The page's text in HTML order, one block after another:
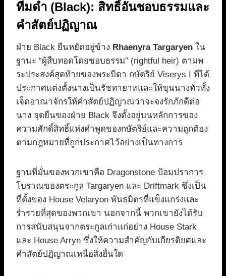
ทีมดำ (Black): สิทธิ์อันชอบธรรมและ
คำสัตย์ปฏิญาณ
ฝ่าย Black ยืนหยัดอยู่ข้าง Rhaenyra Targaryen ใน
ฐานะ “ผู้สืบทอดโดยชอบธรรม” (rightful heir) ตามพ
ระประสงค์สุดท้ายของพระบิดา กษัตริย์ Viserys I ที่ได้
ประกาศแต่งตั้งนางเป็นรัชทายาทและให้ขุนนางทั่วทั้ง
เจ็ดอาณาจักรให้คำสัตย์ปฏิญาณว่าจะจงรักภักดีต่อ
นาง จุดยืนของฝ่าย Black จึงตั้งอยู่บนหลักการของ
ความศักดิ์สิทธิ์แห่งคำพูดของกษัตริย์และความถูกต้อง
ตามกฎหมายที่ถูกประกาศไว้อย่างเป็นทางการ
ฐานที่มั่นของพวกเขาคือ Dragonstone ป้อมปราการ
โบราณของตระกูล Targaryen และ Driftmark ซึ่งเป็น
ที่ตั้งของ House Velaryon พันธมิตรที่แข็งแกร่งและ
ร่ำรวยที่สุดของพวกเขา นอกจากนี้ พวกเขายังได้รับ
การสนับสนุนจากตระกูลเก่าแก่อย่าง House Stark
และ House Arryn ซึ่งให้ความสำคัญกับเกียรติยศและ
คำสัตย์ปฏิญาณเหนือสิ่งอื่นใด